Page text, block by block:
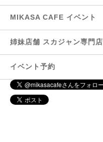
MIKASA CAFE イベント
姉妹店舗 スカジャン専門店
イベント予約